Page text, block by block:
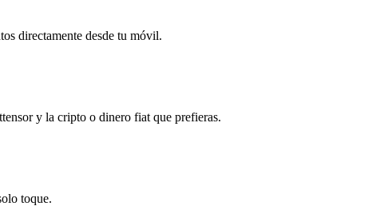
directamente desde tu móvil.
y la cripto o dinero fiat que prefieras.
toque.